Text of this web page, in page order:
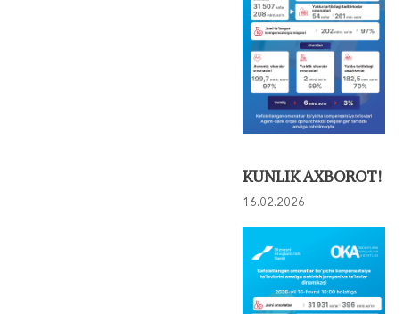
KUNLIK AXBOROT!
16.02.2026